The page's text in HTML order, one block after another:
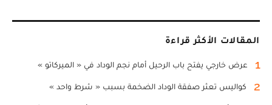
المقالات الأكثر قراءة
1 عرض خارجي يفتح باب الرحيل أمام نجم الوداد في « الميركاتو »
2 كواليس تعثر صفقة الوداد الضخمة بسبب « شرط واحد »